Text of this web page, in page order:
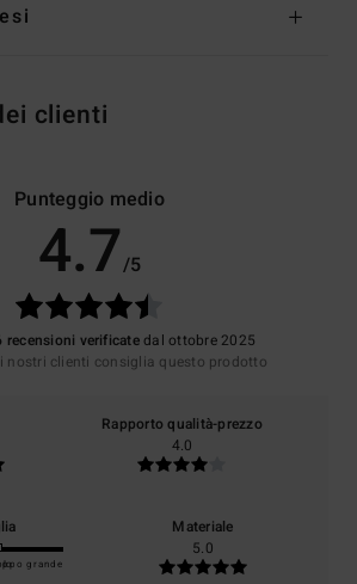
clienti
Punteggio medio
4.7/5
recensioni verificatedal ottobre 2025
nostri clienti consiglia questo prodotto
Rapporto qualità-prezzo
4.0
grande
Materiale
5.0